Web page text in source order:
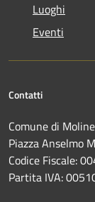
Luoghi
Eventi
Contatti
Comune di
Piazza Anselmo
Codice Fiscale:
Partita IVA: